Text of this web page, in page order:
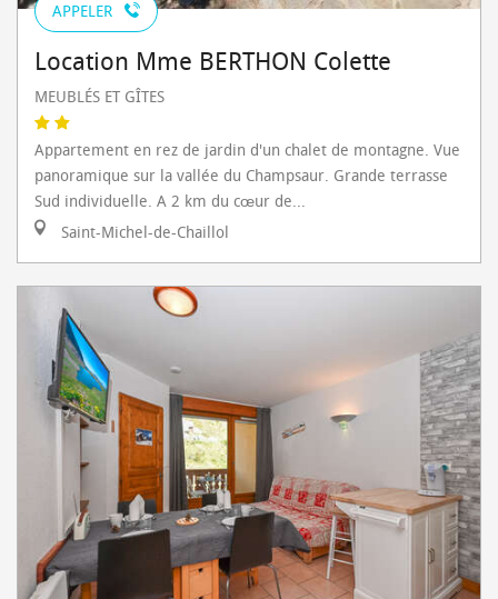
APPELER
Location Mme BERTHON Colette
MEUBLÉS ET GÎTES
Appartement en rez de jardin d'un chalet de montagne. Vue
panoramique sur la vallée du Champsaur. Grande terrasse
Sud individuelle. A 2 km du cœur de...
Saint-Michel-de-Chaillol